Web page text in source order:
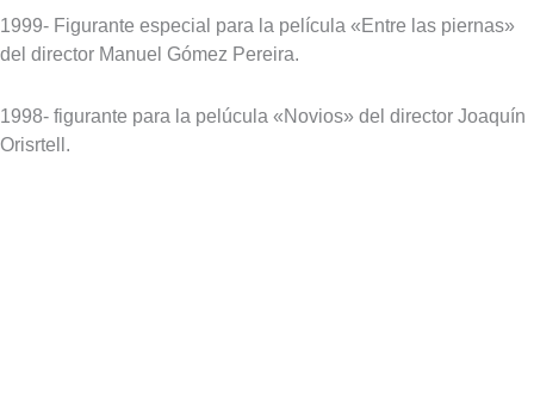
1999- Figurante especial para la película «Entre las piernas»
del director Manuel Gómez Pereira.
1998- figurante para la pelúcula «Novios» del director Joaquín
Orisrtell.